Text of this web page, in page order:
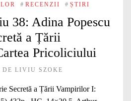
# RECENZII # ȘTIRI
38: Adina Popescu
a Țării
Pricoliciului
DE LIVIU SZOKE
Secretă a Țării Vampirilor I: